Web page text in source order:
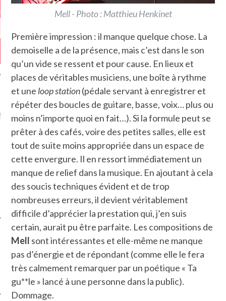
KARMA –
ANNIVERSAIRE
SOCIAUX
Mell - Photo : Matthieu Henkinet
Première impression : il manque quelque chose. La
demoiselle a de la présence, mais c’est dans le son
qu’un vide se ressent et pour cause. En lieux et
places de véritables musiciens, une boîte à rythme
et une loop station(pédale servant à enregistrer et
répéter des boucles de guitare, basse, voix… plus ou
moins n’importe quoi en fait…). Si la formule peut se
prêter à des cafés, voire des petites salles, elle est
tout de suite moins appropriée dans un espace de
cette envergure. Il en ressort immédiatement un
manque de relief dans la musique. En ajoutant à cela
des soucis techniques évident et de trop
nombreuses erreurs, il devient véritablement
difficile d’apprécier la prestation qui, j’en suis
certain, aurait pu être parfaite. Les compositions de
Mell sont intéressantes et elle-même ne manque
pas d’énergie et de répondant (comme elle le fera
très calmement remarquer par un poétique « Ta
gu**le » lancé à une personne dans la public).
Dommage.